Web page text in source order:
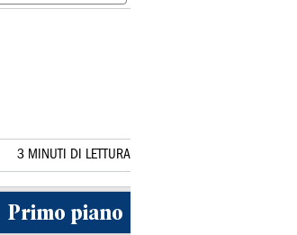
3 MINUTI DI LETTURA
Primo piano